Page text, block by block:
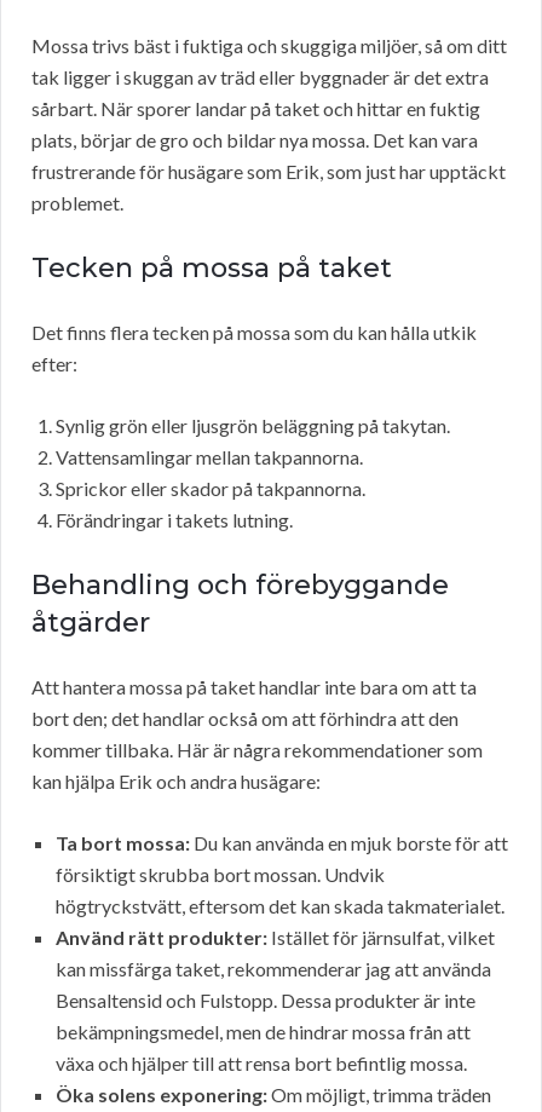
Mossa trivs bäst i fuktiga och skuggiga miljöer, så om ditt
tak ligger i skuggan av träd eller byggnader är det extra
sårbart. När sporer landar på taket och hittar en fuktig
plats, börjar de gro och bildar nya mossa. Det kan vara
frustrerande för husägare som Erik, som just har upptäckt
problemet.
Tecken på mossa på taket
Det finns flera tecken på mossa som du kan hålla utkik
efter:
Synlig grön eller ljusgrön beläggning på takytan.
Vattensamlingar mellan takpannorna.
Sprickor eller skador på takpannorna.
Förändringar i takets lutning.
Behandling och förebyggande
åtgärder
Att hantera mossa på taket handlar inte bara om att ta
bort den; det handlar också om att förhindra att den
kommer tillbaka. Här är några rekommendationer som
kan hjälpa Erik och andra husägare:
Ta bort mossa: Du kan använda en mjuk borste för att
försiktigt skrubba bort mossan. Undvik
högtryckstvätt, eftersom det kan skada takmaterialet.
Använd rätt produkter: Istället för järnsulfat, vilket
kan missfärga taket, rekommenderar jag att använda
Bensaltensid och Fulstopp. Dessa produkter är inte
bekämpningsmedel, men de hindrar mossa från att
växa och hjälper till att rensa bort befintlig mossa.
Öka solens exponering:Om möjligt, trimma träden